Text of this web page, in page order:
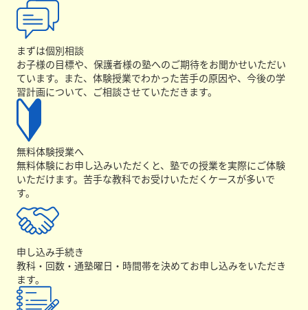
まずは個別相談
お子様の目標や、保護者様の塾へのご期待をお聞かせいただい
ています。また、体験授業でわかった苦手の原因や、今後の学
習計画について、ご相談させていただきます。
無料体験授業へ
無料体験にお申し込みいただくと、塾での授業を実際にご体験
いただけます。苦手な教科でお受けいただくケースが多いで
す。
申し込み手続き
教科・回数・通塾曜日・時間帯を決めてお申し込みをいただき
ます。